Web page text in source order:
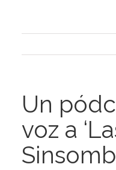
Un
voz a